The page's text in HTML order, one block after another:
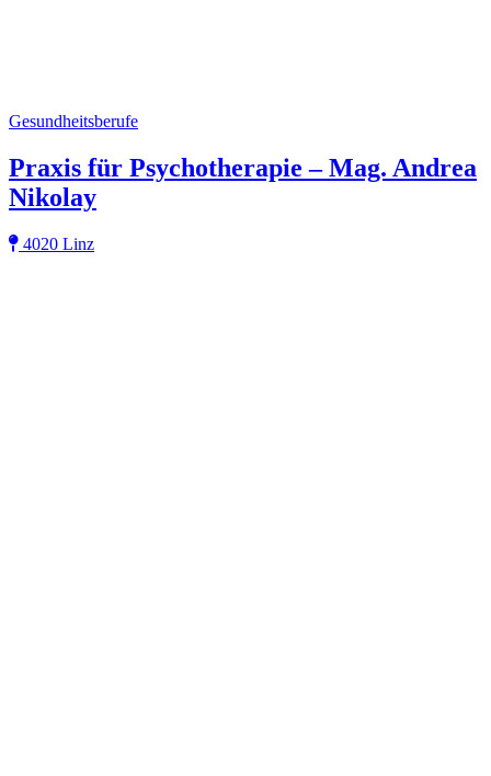
Gesundheitsberufe
Praxis für Psychotherapie – Mag. Andrea
Nikolay
4020 Linz